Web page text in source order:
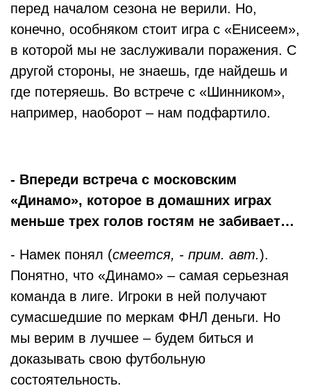
перед началом сезона не верили. Но,
конечно, особняком стоит игра с «Енисеем»,
в которой мы не заслуживали поражения. С
другой стороны, не знаешь, где найдешь и
где потеряешь. Во встрече с «Шинником»,
например, наоборот – нам подфартило.
- Впереди встреча с московским
«Динамо», которое в домашних играх
меньше трех голов гостям не забивает…
- Намек понял (смеется, - прим. авт.).
Понятно, что «Динамо» – самая серьезная
команда в лиге. Игроки в ней получают
сумасшедшие по меркам ФНЛ деньги. Но
мы верим в лучшее – будем биться и
доказывать свою футбольную
состоятельность.